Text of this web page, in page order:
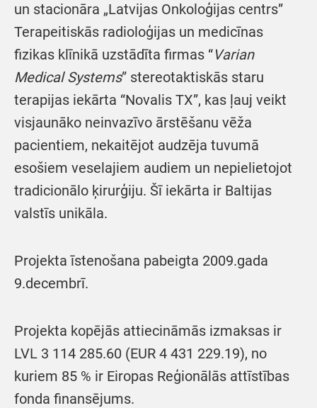
un stacionāra „Latvijas Onkoloģijas centrs”
Terapeitiskās radioloģijas un medicīnas
fizikas klīnikā uzstādīta firmas “Varian
Medical Systems” stereotaktiskās staru
terapijas iekārta “Novalis TX”, kas ļauj veikt
visjaunāko neinvazīvo ārstēšanu vēža
pacientiem, nekaitējot audzēja tuvumā
esošiem veselajiem audiem un nepielietojot
tradicionālo ķirurģiju. Šī iekārta ir Baltijas
valstīs unikāla.
Projekta īstenošana pabeigta 2009.gada
9.decembrī.
Projekta kopējās attiecināmās izmaksas ir
LVL 3 114 285.60 (EUR 4 431 229.19), no
kuriem 85 % ir Eiropas Reģionālās attīstības
fonda finansējums.